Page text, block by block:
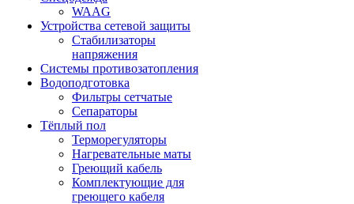
WAAG
Устройства сетевой защиты
Стабилизаторы
напряжения
Системы противозатопления
Водоподготовка
Фильтры сетчатые
Сепараторы
Тёплый пол
Терморегуляторы
Нагревательные маты
Греющий кабель
Комплектующие для
греющего кабеля